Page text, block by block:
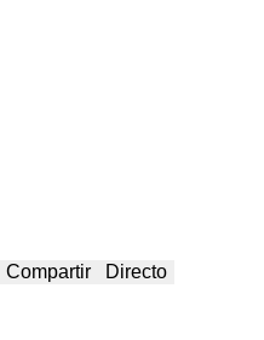
Compartir Directo